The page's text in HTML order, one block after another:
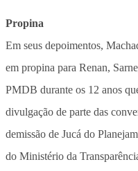
Propina
Em seus depoimentos,
em propina para Renan,
PMDB durante os 12 anos
divulgação de parte das
demissão de Jucá do
do Ministério da